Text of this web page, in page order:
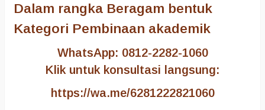
Dalam rangka Beragam bentuk
Kategori Pembinaan akademik
WhatsApp: 0812-2282-1060
Klik untuk konsultasi langsung:
https://wa.me/6281222821060